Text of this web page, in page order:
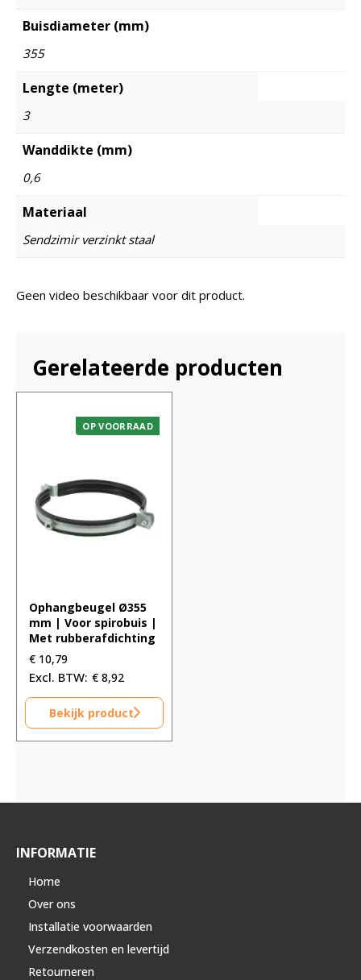
Buisdiameter (mm)
355
Lengte (meter)
3
Wanddikte (mm)
0,6
Materiaal
Sendzimir verzinkt staal
Geen video beschikbaar voor dit product.
Gerelateerde producten
OP VOORRAAD
Ophangbeugel Ø355
mm | Voor spirobuis |
Met rubberafdichting
€ 10,79
€ 8,92
Bekijk product
INFORMATIE
Home
Over ons
Installatie voorwaarden
Verzendkosten en levertijd
Retourneren